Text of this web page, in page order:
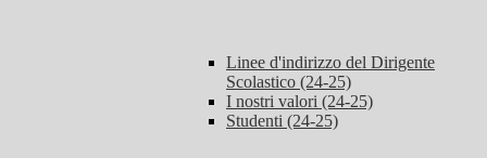
Linee d'indirizzo del Dirigente
Scolastico (24-25)
I nostri valori (24-25)
Studenti (24-25)